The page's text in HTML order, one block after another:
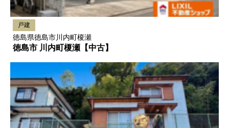
戸建
徳島県徳島市川内町榎瀬
徳島市 川内町榎瀬【中古】